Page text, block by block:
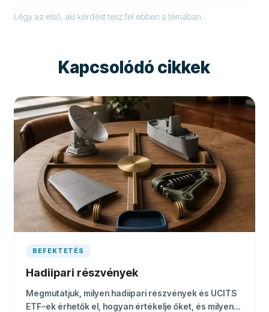
Légy az első, aki kérdést tesz fel ebben a témában.
Kapcsolódó cikkek
BEFEKTETÉS
Hadiipari részvények
Megmutatjuk, milyen hadiipari részvények és UCITS
ETF-ek érhetők el, hogyan értékelje őket, és milyen